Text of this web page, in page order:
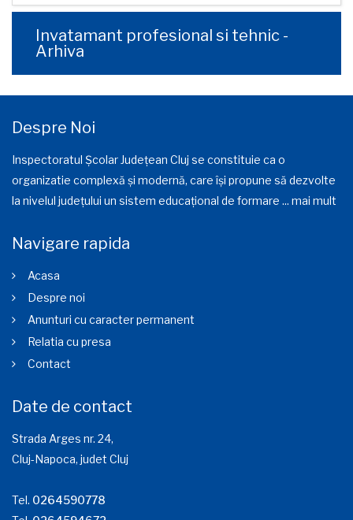
Invatamant profesional si tehnic -
Arhiva
Despre Noi
Inspectoratul Școlar Județean Cluj se constituie ca o
organizatie complexă și modernă, care își propune să dezvolte
la nivelul județului un sistem educațional de formare ... mai mult
Navigare rapida
Acasa
Despre noi
Anunturi cu caracter permanent
Relatia cu presa
Contact
Date de contact
Strada Arges nr. 24,
Cluj-Napoca, judet Cluj
Tel. 0264590778